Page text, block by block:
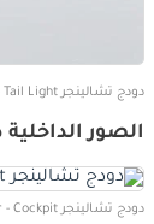
دودج تشالينجر exterior - Tail Light
الصور
دودج تشالينجر interior - Cockpit